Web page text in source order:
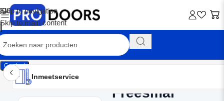
Skip to navigation
Skip to main content
Contact
Inmeetservice
Montageservice
Advies op maat
Showroom
Inmeetservice
Freesmal